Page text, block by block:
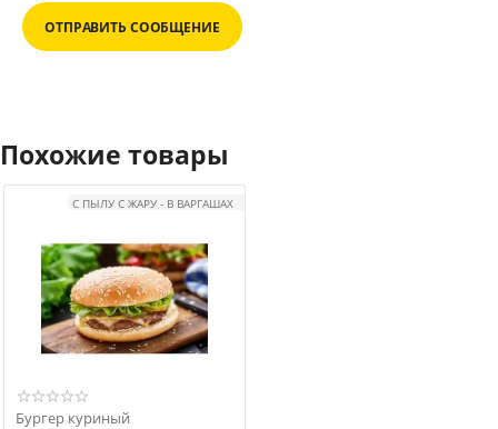
ОТПРАВИТЬ СООБЩЕНИЕ
Похожие товары
С ПЫЛУ С ЖАРУ - В ВАРГАШАХ
Бургер куриный